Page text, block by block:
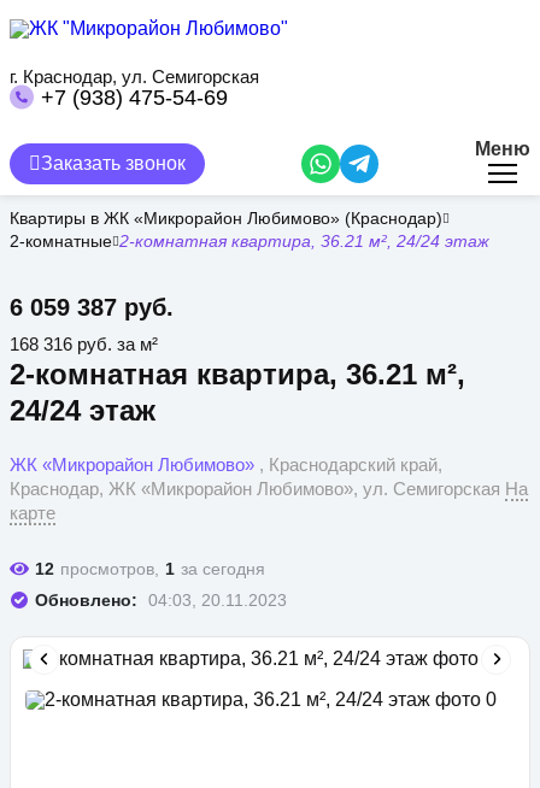
содержанию
г. Краснодар, ул. Семигорская
+7 (938) 475-54-69
Заказать звонок
Меню
Квартиры в ЖК «Микрорайон Любимово» (Краснодар)
2-комнатные 2-комнатная квартира, 36.21 м², 24/24 этаж
2-комнатная квартира, 36.21 м²,
24/24 этаж
6 059 387 руб.
ЖК «Микрорайон Любимово» , Краснодарский край,
Краснодар, ЖК «Микрорайон Любимово», ул. Семигорская На
карте
168 316 руб. за м²
12 просмотров, 1 за сегодня
Обновлено:
04:03, 20.11.2023